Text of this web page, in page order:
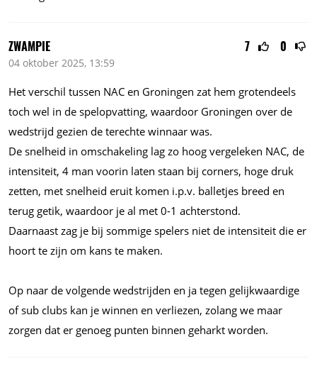
7 0
ZWAMPIE
04 oktober 2025, 13:59
Het verschil tussen NAC en Groningen zat hem grotendeels
toch wel in de spelopvatting, waardoor Groningen over de
wedstrijd gezien de terechte winnaar was.
De snelheid in omschakeling lag zo hoog vergeleken NAC, de
intensiteit, 4 man voorin laten staan bij corners, hoge druk
zetten, met snelheid eruit komen i.p.v. balletjes breed en
terug getik, waardoor je al met 0-1 achterstond.
Daarnaast zag je bij sommige spelers niet de intensiteit die er
hoort te zijn om kans te maken.
Op naar de volgende wedstrijden en ja tegen gelijkwaardige
of sub clubs kan je winnen en verliezen, zolang we maar
zorgen dat er genoeg punten binnen geharkt worden.